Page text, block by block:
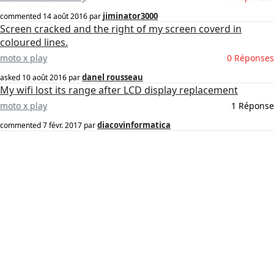
commented 14 août 2016 par jiminator3000
Screen cracked and the right of my screen coverd in
coloured lines.
moto x play 0 Réponses
asked 10 août 2016 pardanel rousseau
My wifi lost its range after LCD display replacement
moto x play 1 Réponse
commented7 févr. 2017 pardiacovinformatica